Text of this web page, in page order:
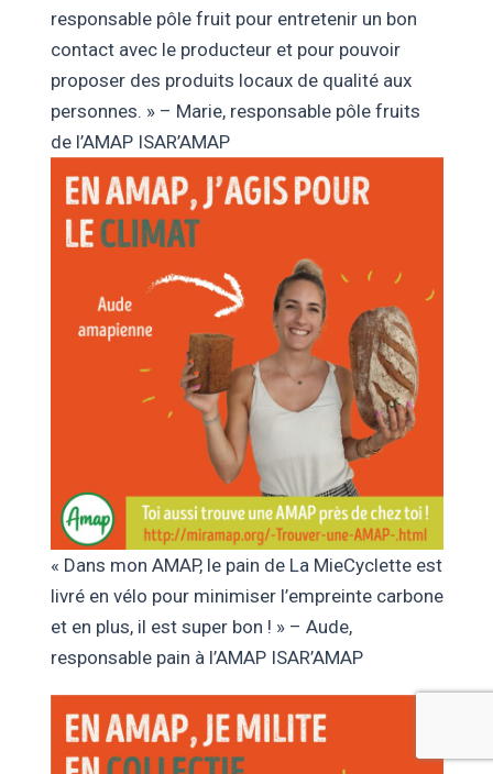
responsable pôle fruit pour entretenir un bon
contact avec le producteur et pour pouvoir
proposer des produits locaux de qualité aux
personnes. » – Marie, responsable pôle fruits
de l’AMAP ISAR’AMAP
« Dans mon AMAP, le pain de La MieCyclette est
livré en vélo pour minimiser l’empreinte carbone
et en plus, il est super bon ! » – Aude,
responsable pain à l’AMAP ISAR’AMAP